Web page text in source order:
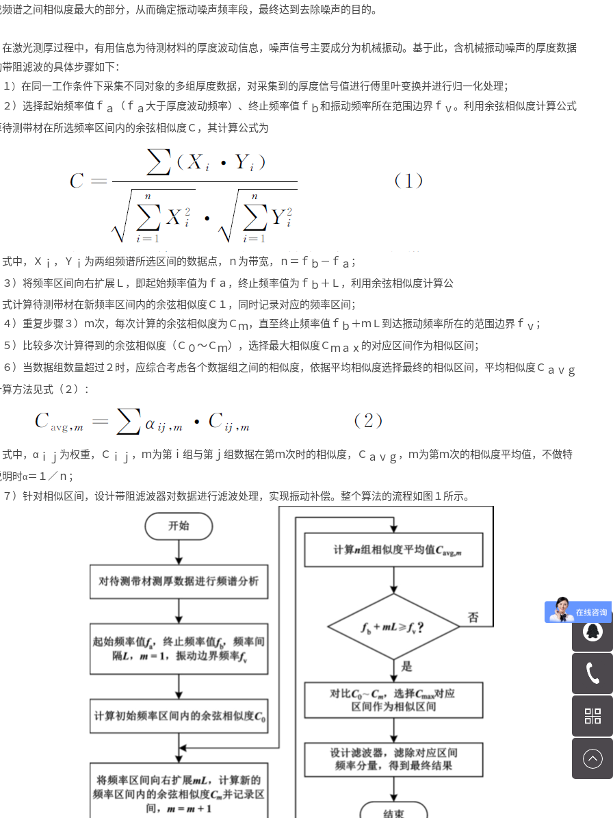
谱之间相似度最大的部分，从而确定振动噪声频率段，最终达到去除噪声的目的。
在激光测厚过程中，有用信息为待测材料的厚度波动信息，噪声信号主要成分为机械振动。基于此，含机械振动噪声的厚度数据
阻滤波的具体步骤如下：
１） 在同一工作条件下采集不同对象的多组厚度数据，对采集到的厚度信号值进行傅里叶变换并进行归一化处理；
２）选择起始频率值ｆ ａ （ｆ ａ 大于厚度波动频率）、终止频率值ｆ ｂ和振动频率所在范围边界ｆ ｖ。利用余弦相似度计算公式
测带材在所选频率区间内的余弦相似度Ｃ，其计算公式为
式中，Ｘ ｉ ，Ｙ ｉ 为两组频谱所选区间的数据点，ｎ为带宽，ｎ＝ｆ ｂ －ｆ ａ ；
３）将频率区间向右扩展Ｌ，即起始频率值为ｆａ，终止频率值为ｆ ｂ ＋Ｌ，利用余弦相似度计算公
式计算待测带材在新频率区间内的余弦相似度Ｃ１，同时记录对应的频率区间；
４）重复步骤３）ｍ次，每次计算的余弦相似度为Ｃ ｍ，直至终止频率值ｆ ｂ ＋ｍＬ到达振动频率所在的范围边界ｆ ｖ ；
５）比较多次计算得到的余弦相似度（Ｃ ０～Ｃ ｍ），选择最大相似度Ｃ ｍａｘ 的对应区间作为相似区间；
６）当数据组数量超过２时，应综合考虑各个数据组之间的相似度，依据平均相似度选择最终的相似区间，平均相似度Ｃ ａｖｇ
方法见式（２）：
式中， α ｉｊ 为权重，Ｃ ｉｊ ，ｍ为第ｉ组与第ｊ组数据在第ｍ次时的相似度，Ｃ ａｖｇ ，ｍ为第ｍ次的相似度平均值，不做特
时α＝１／ｎ；
７）针对相似区间，设计带阻滤波器对数据进行滤波处理，实现振动补偿。整个算法的流程如图１所示。